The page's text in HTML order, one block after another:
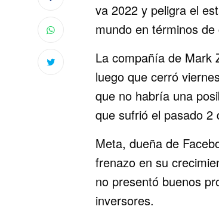
va 2022 y peligra el
mundo en términos
La compañía de Mark
luego que cerró
que no habría una
que sufrió el pasado 2
Meta, dueña de
frenazo en su
no presentó buenos
inversores.